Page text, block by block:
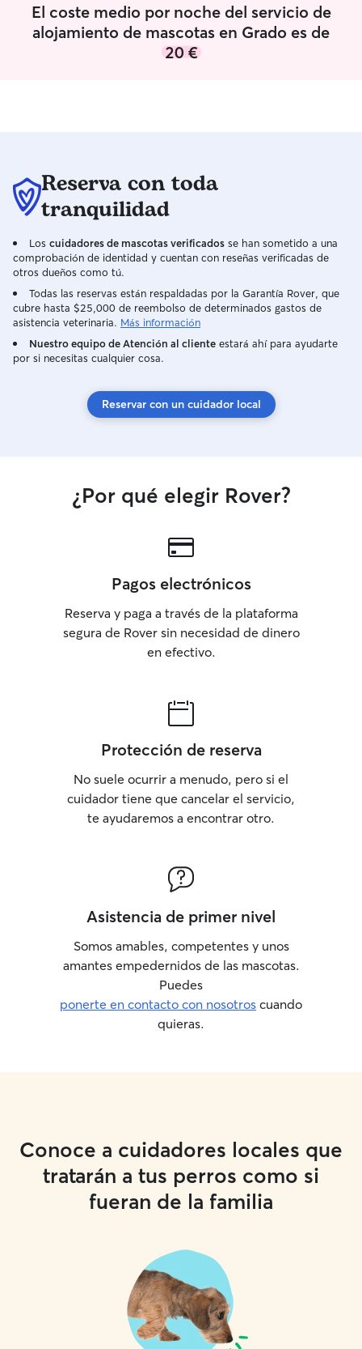
El coste medio por noche del servicio de
alojamiento de mascotas en Grado es de
20 €
Reserva con toda
tranquilidad
Los cuidadores de mascotas verificados se han sometido a una
comprobación de identidad y cuentan con reseñas verificadas de
otros dueños como tú.
Todas las reservas están respaldadas por la Garantía Rover, que
cubre hasta $25,000 de reembolso de determinados gastos de
asistencia veterinaria. Más información
Nuestro equipo de Atención al cliente estará ahí para ayudarte
por si necesitas cualquier cosa.
Reservar con un cuidador local
¿Por qué elegir Rover?
Pagos electrónicos
Reserva y paga a través de la plataforma
segura de Rover sin necesidad de dinero
en efectivo.
Protección de reserva
No suele ocurrir a menudo, pero si el
cuidador tiene que cancelar el servicio,
te ayudaremos a encontrar otro.
Asistencia de primer nivel
Somos amables, competentes y unos
amantes empedernidos de las mascotas.
Puedes
ponerte en contacto con nosotros cuando
quieras.
Conoce a cuidadores locales que
tratarán a tus perros como si
fueran de la familia